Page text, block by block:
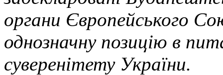
органи Європейського
однозначну позицію в
суверенітету України.